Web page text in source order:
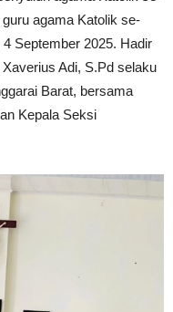
agama Katolik se-
September 2025. Hadir
Adi, S.Pd selaku
Barat, bersama
Kepala Seksi